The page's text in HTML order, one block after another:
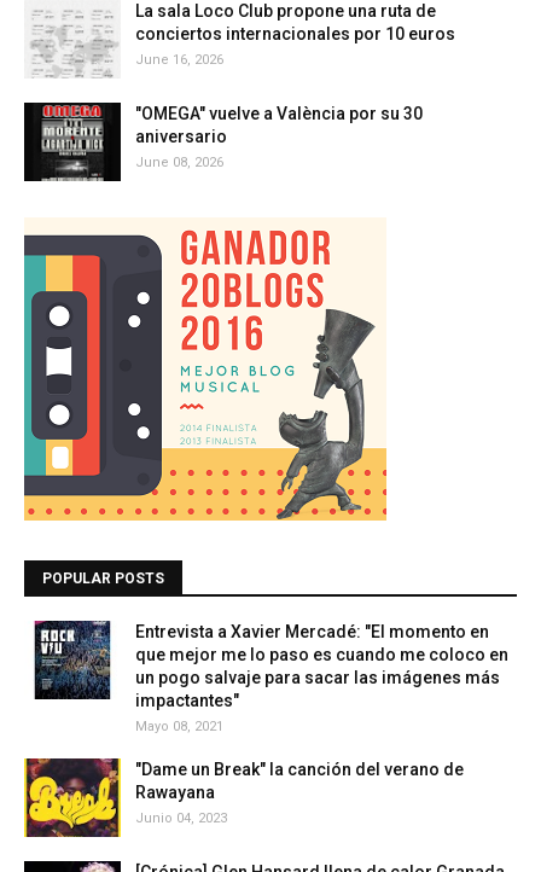
La sala Loco Club propone una ruta de
conciertos internacionales por 10 euros
June 16, 2026
"OMEGA" vuelve a València por su 30
aniversario
June 08, 2026
POPULAR POSTS
Entrevista a Xavier Mercadé: "El momento en
que mejor me lo paso es cuando me coloco en
un pogo salvaje para sacar las imágenes más
impactantes"
Mayo 08, 2021
"Dame un Break" la canción del verano de
Rawayana
Junio 04, 2023